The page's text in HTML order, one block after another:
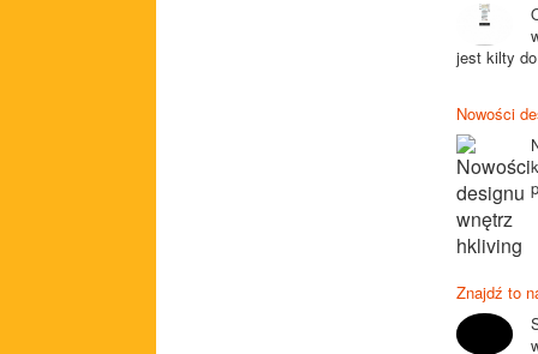
jest kilty
Nowości
Znajdź to